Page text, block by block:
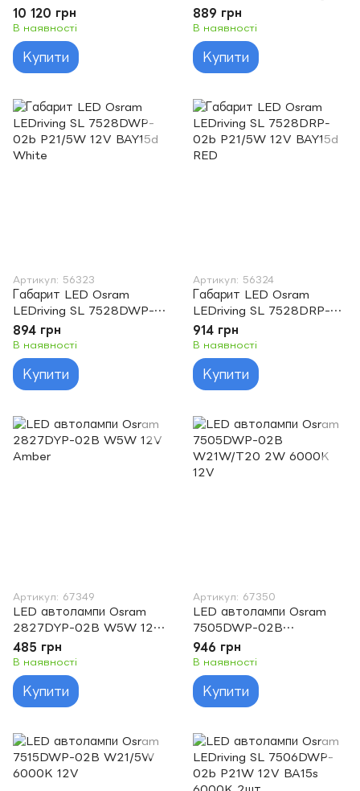
70Watt 12/24V
10 120 грн
В наявності
Купити
W16W 12V W2.1X9.5d
6000K
889 грн
В наявності
Купити
Артикул: 56323
Габарит LED Osram
LEDriving SL 7528DWP-
02b P21/5W 12V BAY15d
White
894 грн
В наявності
Купити
Артикул: 56324
Габарит LED Osram
LEDriving SL 7528DRP-
02b P21/5W 12V BAY15d
RED
914 грн
В наявності
Купити
Артикул: 67349
LED автолампи Osram
2827DYP-02B W5W 12V
Amber
485 грн
В наявності
Купити
Артикул: 67350
LED автолампи Osram
7505DWP-02B
W21W/T20 2W 6000K
12V
946 грн
В наявності
Купити